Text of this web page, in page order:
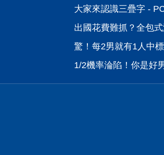
大家來認識三疊字 -
出國花費難抓？全包
驚！每2男就有1人中
1/2機率淪陷！你是好